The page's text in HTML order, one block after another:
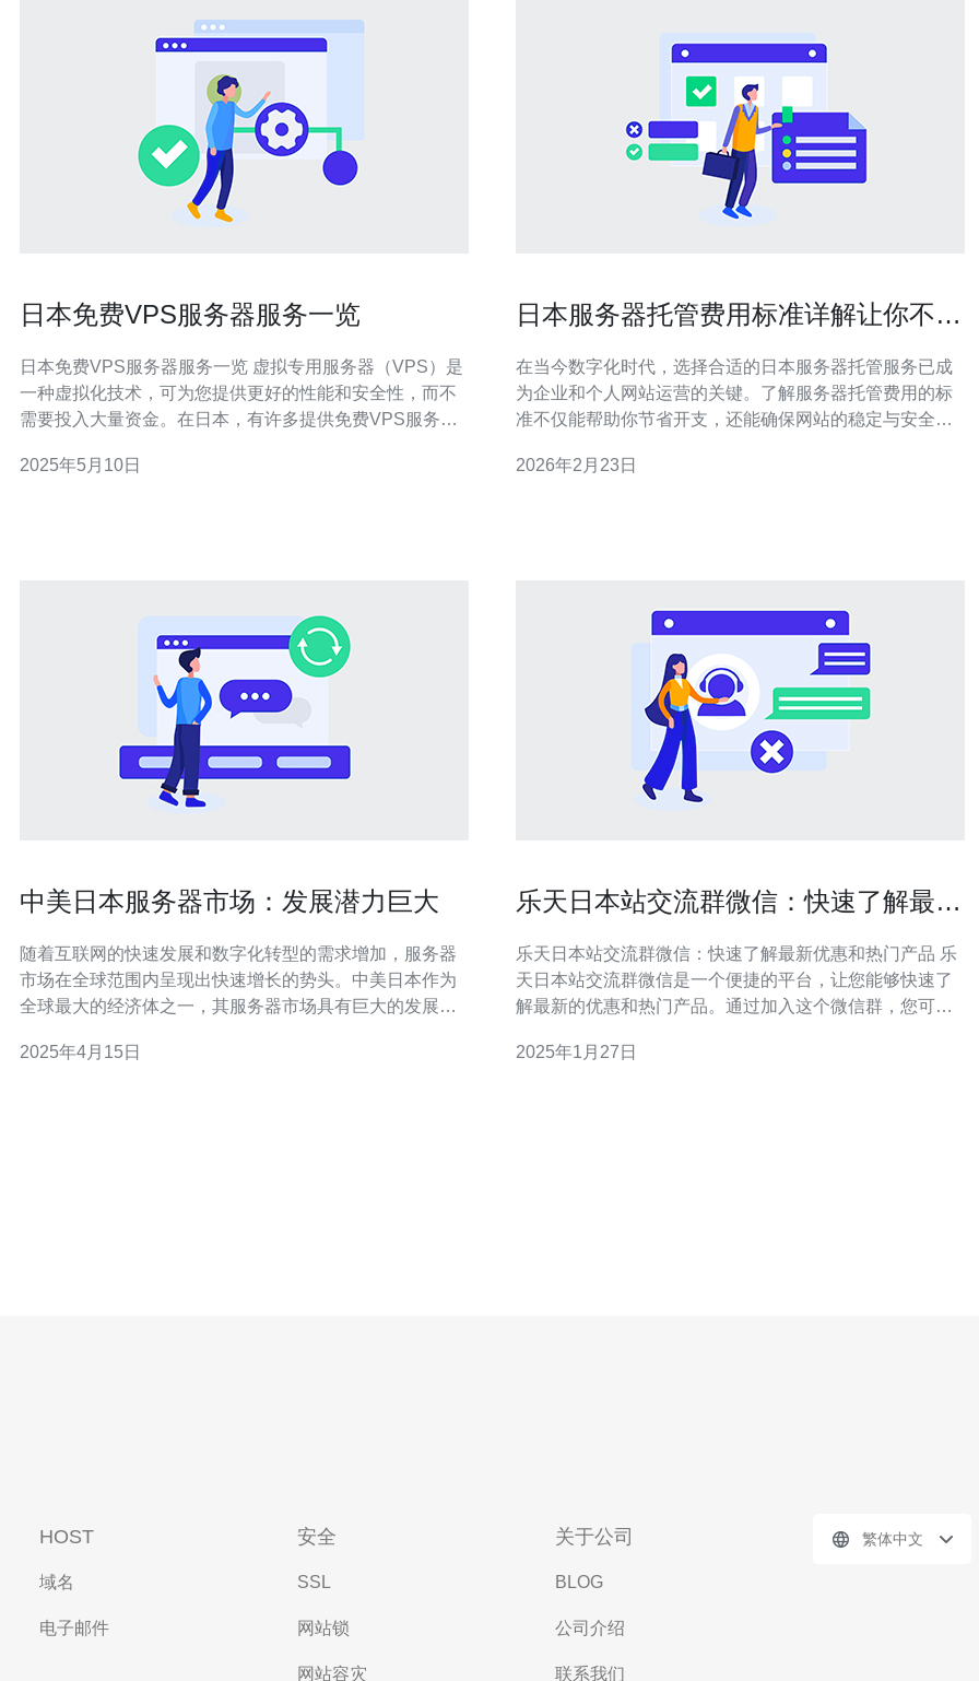
日本免费VPS服务器服务一览
日本免费VPS服务器服务一览 虚拟专用服务器（VPS）是
一种虚拟化技术，可为您提供更好的性能和安全性，而不
需要投入大量资金。在日本，有许多提供免费VPS服务器
提供免费VPS服务器服务的一些公司： 1. Sakura Internet
2025年5月10日
日本服务器托管费用标准详解让你不再
在当今数字化时代，选择合适的日本服务器托管服务已成
为企业和个人网站运营的关键。了解服务器托管费用的标
准不仅能帮助你节省开支，还能确保网站的稳定与安全。
电讯作为一个优秀的服务提供商，帮助你在选择时不再迷
2026年2月23日
中美日本服务器市场：发展潜力巨大
随着互联网的快速发展和数字化转型的需求增加，服务器
市场在全球范围内呈现出快速增长的势头。中美日本作为
全球最大的经济体之一，其服务器市场具有巨大的发展潜
势。 中美日本是全球服务器市场的重要玩家，具有庞大的
2025年4月15日
乐天日本站交流群微信：快速了解最新
乐天日本站交流群微信：快速了解最新优惠和热门产品 乐
天日本站交流群微信是一个便捷的平台，让您能够快速了
解最新的优惠和热门产品。通过加入这个微信群，您可以
惠和折扣。本文将介绍如何加入乐天日本站交流群微信，
2025年1月27日
HOST
域名
电子邮件
安全
SSL
网站锁
网站容灾
关于公司
BLOG
公司介绍
联系我们
繁体中文